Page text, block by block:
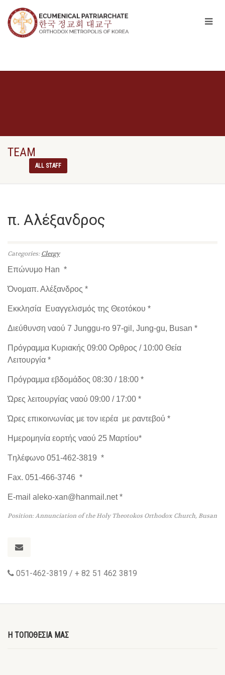
TEAM
ALL STAFF
π. Αλέξανδρος
Categories:Clergy
Επώνυμο Han *
Όνομαπ. Αλέξανδρος *
Εκκλησία Ευαγγελισμός της Θεοτόκου *
Διεύθυνση ναού 7 Junggu-ro 97-gil, Jung-gu, Busan *
Πρόγραμμα Κυριακής 09:00 Ορθρος / 10:00 Θεία
Λειτουργία *
Πρόγραμμα εβδομάδος 08:30 / 18:00 *
Ώρες λειτουργίας ναού 09:00 / 17:00 *
Ώρες επικοινωνίας με τον ιερέα με ραντεβού *
Ημερομηνία εορτής ναού 25 Μαρτίου*
Tηλέφωνο 051-462-3819 *
Fax. 051-466-3746 *
E-mail aleko-xan@hanmail.net *
Position: Annunciation of the Holy Theotokos Orthodox Church, Busan
051-462-3819 / + 82 51 462 3819
Η ΤΟΠΟΘΕΣΙΑ ΜΑΣ